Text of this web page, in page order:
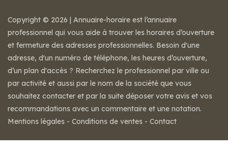
Copyright © 2026 | Annuaire-horaire est l’annuaire
professionnel qui vous aide à trouver les horaires d’ouverture
et fermeture des adresses professionnelles. Besoin d'une
adresse, d'un numéro de téléphone, les heures d’ouverture,
d’un plan d'accès ? Recherchez le professionnel par ville ou
par activité et aussi par le nom de la société que vous
souhaitez contacter et par la suite déposer votre avis et vos
recommandations avec un commentaire et une notation.
Mentions légales - Conditions de ventes - Contact